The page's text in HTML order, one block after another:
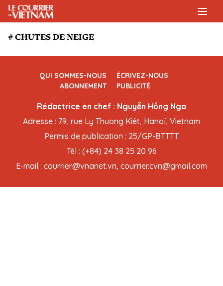
# CHUTES DE NEIGE
QUI SOMMES-NOUS
ÉCRIVEZ-NOUS
ABONNEMENT
PUBLICITÉ
Rédactrice en chef : Nguyễn Hồng Nga
Adresse : 79, rue Ly Thuong Kiêt, Hanoï, Vietnam
Permis de publication : 25/GP-BTTTT
Tél : (+84) 24 38 25 20 96
E-mail : courrier@vnanet.vn, courrier.cvn@gmail.com